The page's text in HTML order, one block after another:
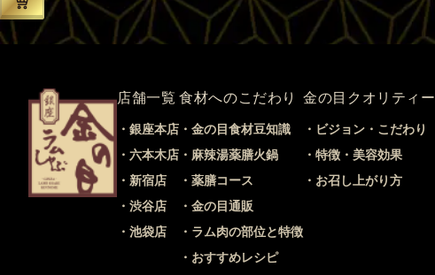
店舗一覧
銀座本店
六本木店
新宿店
渋谷店
池袋店
食材へのこだわり
金の目食材豆知識
麻辣湯薬膳火鍋
薬膳コース
金の目通販
ラム肉の部位と特徴
おすすめレシピ
金の目クオリティー
ビジョン・こだわり
特徴・美容効果
お召し上がり方